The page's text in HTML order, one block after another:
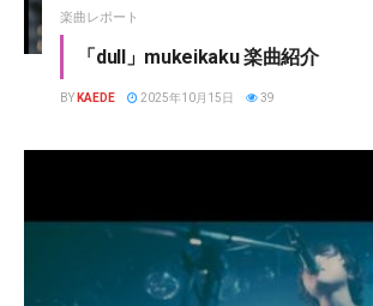
楽曲レポート
「dull」mukeikaku 楽曲紹介
BY KAEDE 2025年10月15日 39